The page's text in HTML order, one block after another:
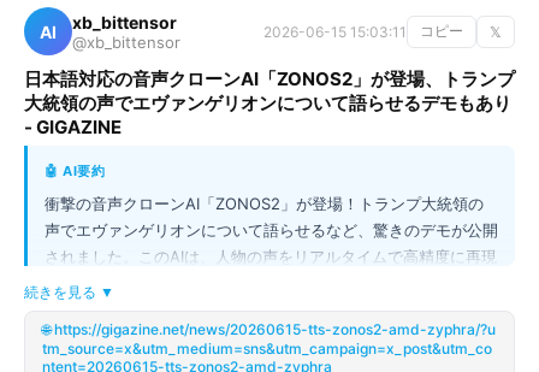
AI xb_bittensor
@xb_bittensor
2026-06-15 15:03:11 コピー 𝕏
日本語対応の音声クローンAI「ZONOS2」が登場、トランプ
大統領の声でエヴァンゲリオンについて語らせるデモもあり
- GIGAZINE
🤖 AI要約
衝撃の音声クローンAI「ZONOS2」が登場！トランプ大統領の
声でエヴァンゲリオンについて語らせるなど、驚きのデモが公開
されました。このAIは、人物の声をリアルタイムで高精度に再現
し、任意のセリフを合成できる次世代の音声合成モデルです。技
術的には、MoE構造を採用し、データセットを大幅に拡張した
ことで、リアルタイム処理能力を飛躍的に向上させています。日
本語を含む非ヨーロッパ言語での性能が大幅に強化され、オープ
続きを見る ▼
🌐 https://gigazine.net/news/20260615-tts-zonos2-amd-zyphra/?u
tm_source=x&utm_medium=sns&utm_campaign=x_post&utm_co
ntent=20260615-tts-zonos2-amd-zyphra